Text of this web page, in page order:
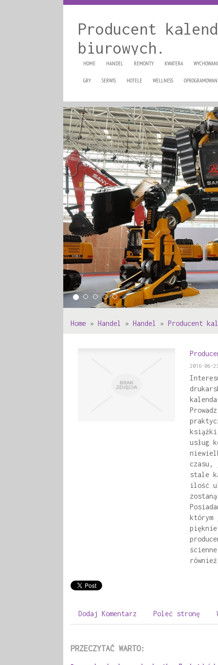
Producent
biurowych.
HOME HANDEL REMONTY KWATERA
GRY SERWIS HOTELE WELLNESS
Home » Handel » Handel » Producent
2016-06-
usług
czasu,
stale
ilość
którym
Dodaj Komentarz Poleć stronę
PRZECZYTAĆ WARTO: